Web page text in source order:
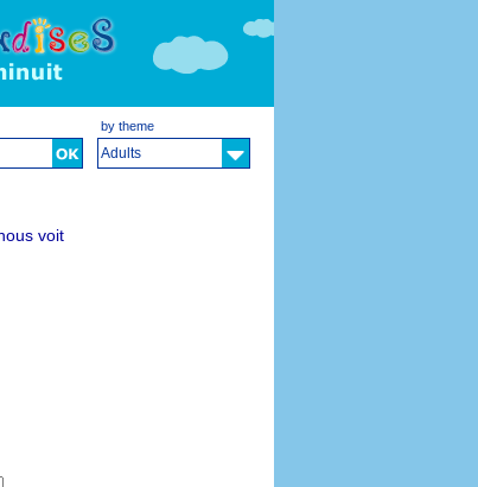
by theme
Adults
voit